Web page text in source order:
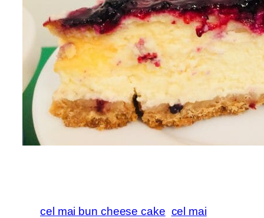
cel mai bun cheese cake cel mai